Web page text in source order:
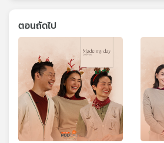
ตอนถัดไป